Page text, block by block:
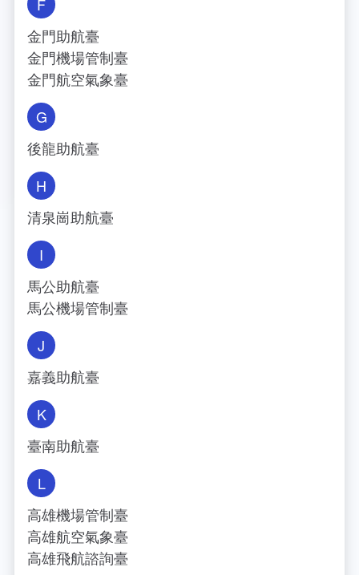
F
金門助航臺
金門機場管制臺
金門航空氣象臺
G
後龍助航臺
H
清泉崗助航臺
I
馬公助航臺
馬公機場管制臺
J
嘉義助航臺
K
臺南助航臺
L
高雄機場管制臺
高雄航空氣象臺
高雄飛航諮詢臺